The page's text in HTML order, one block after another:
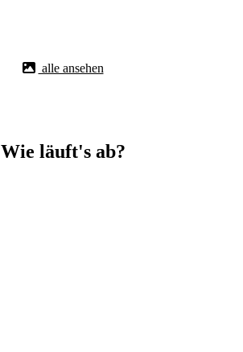
alle ansehen
Wie läuft's ab?